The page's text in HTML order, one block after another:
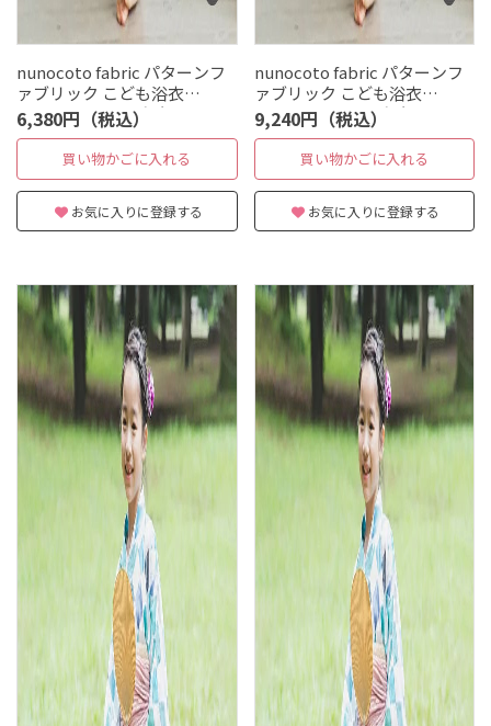
nunocoto fabric パターンフ
ァブリック こども浴衣
[limone] Sサイズ（90～
100cm）
6,380円（税込）
買い物かごに入れる
お気に入りに登録する
nunocoto fabric パターンフ
ァブリック こども浴衣
[limone] Mサイズ（120～
140cm）
9,240円（税込）
買い物かごに入れる
お気に入りに登録する